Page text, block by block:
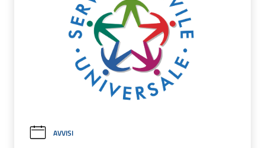
AVVISI